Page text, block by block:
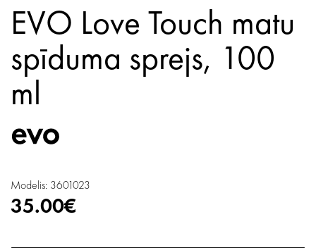
EVO Love Touch matu
spīduma sprejs, 100
ml
Modelis: 3601023
35.00€